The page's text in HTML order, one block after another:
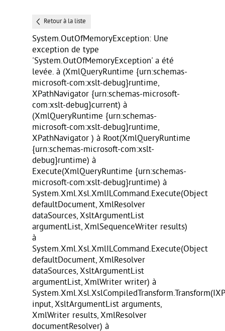
Retour à la liste
System.OutOfMemoryException: Une
exception de type
'System.OutOfMemoryException' a été
levée. à (XmlQueryRuntime {urn:schemas-
microsoft-com:xslt-debug}runtime,
XPathNavigator {urn:schemas-microsoft-
com:xslt-debug}current) à
(XmlQueryRuntime {urn:schemas-
microsoft-com:xslt-debug}runtime,
XPathNavigator ) à Root(XmlQueryRuntime
{urn:schemas-microsoft-com:xslt-
debug}runtime) à
Execute(XmlQueryRuntime {urn:schemas-
microsoft-com:xslt-debug}runtime) à
System.Xml.Xsl.XmlILCommand.Execute(Object
defaultDocument, XmlResolver
dataSources, XsltArgumentList
argumentList, XmlSequenceWriter results)
à
System.Xml.Xsl.XmlILCommand.Execute(Object
defaultDocument, XmlResolver
dataSources, XsltArgumentList
argumentList, XmlWriter writer) à
input, XsltArgumentList arguments,
XmlWriter results, XmlResolver
documentResolver) à